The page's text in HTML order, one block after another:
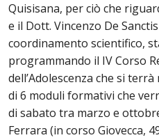
Quisisana, per ciò che
e il Dott. Vincenzo De
coordinamento scientifico,
programmando il IV Corso
dell’Adolescenza che si
di 6 moduli formativi che
di sabato tra marzo e
Ferrara (in corso Giovecca,